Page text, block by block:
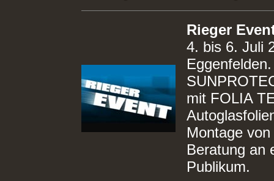
Rieger
4. bis 6. Juli
Eggenfelden.
mit FOLIA
Montage
Beratung an
Publikum.